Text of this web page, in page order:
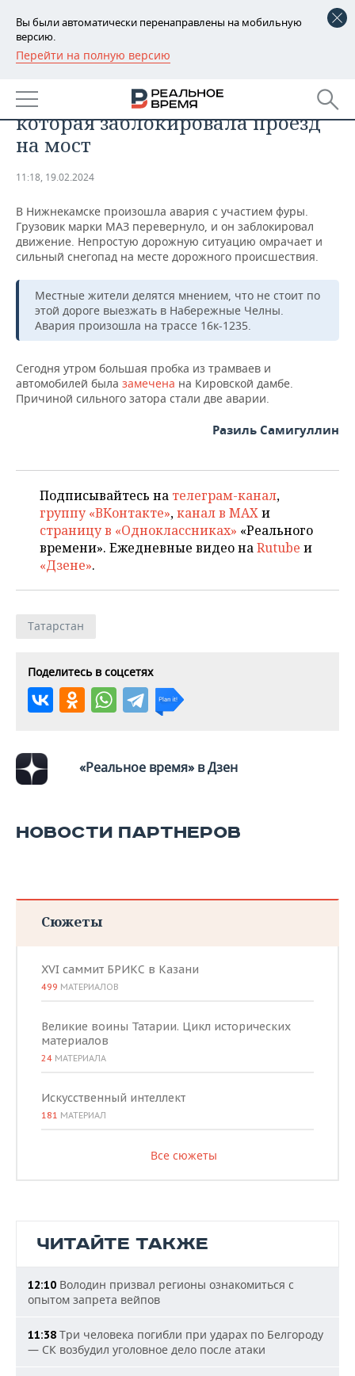
Вы были автоматически перенаправлены на мобильную
версию.
Перейти на полную версию
РЕГИОНЫ
БАШКОРТОСТАН
ТАТАРСТАН
НОВОСТИ
АНАЛИТИКА
КОРОЛИ ГОСЗАКАЗА ПФО
КОМУ ПРИНАДЛЕЖАТ
ТОРГОВЫЕ ЦЕНТРЫ
ТАТАРСТАНА
ФИНАНСЫ
БЮДЖЕТ
НОВОСТИ
ПРОМЫШЛЕННОСТИ
МАШИНОСТРОЕНИЕ
НЕФТЕХИМИЯ
НЕФТЬ
ЭНЕРГЕТИКА
НЕДВИЖИМОСТЬ
АВТО
НОВОСТИ АВТО
БИЗНЕС
РОЗНИЧНАЯ ТОРГОВЛЯ
НОВОСТИ ТЕХНОЛОГИЙ
ТЕЛЕКОММУНИКАЦИИ
МЕРОПРИЯТИЯ
БИЗНЕС-БРАНЧИ
ONLINE-КОНФЕРЕНЦИИ
ОТКРЫТАЯ ЛЕКЦИЯ
ФУТБОЛ
ХОККЕЙ
БАСКЕТБОЛ
ФИГУРНОЕ КАТАНИЕ
ВОДНЫЕ ВИДЫ СПОРТА
ХОККЕЙ С МЯЧОМ
НОВОСТИ ОБЩЕСТВА
ВЛАСТЬ
ИНФРАСТРУКТУРА
МЕДИЦИНА
ОБРАЗОВАНИЕ
ПРОИСШЕСТВИЯ
ФОТОГАЛЕРЕЯ
СЮЖЕТЫ
СПРАВОЧНИК
авария с участием фуры,
которая заблокировала проезд
на мост
11:18, 19.02.2024
В Нижнекамске произошла авария с участием фуры.
Грузовик марки МАЗ перевернуло, и он заблокировал
движение. Непростую дорожную ситуацию омрачает и
сильный снегопад на месте дорожного происшествия.
Местные жители делятся мнением, что не стоит по
этой дороге выезжать в Набережные Челны.
Авария произошла на трассе 16к-1235.
Сегодня утром большая пробка из трамваев и
автомобилей была замечена на Кировской дамбе.
Причиной сильного затора стали две аварии.
Разиль Самигуллин
Подписывайтесь на телеграм-канал,
группу «ВКонтакте»,канал в MAXи
страницу в «Одноклассниках» «Реального
времени». Ежедневные видео наRutube и
«Дзене».
Татарстан
Поделитесь в соцсетях
«Реальное время» в Дзен
НОВОСТИ ПАРТНЕРОВ
Сюжеты
XVI саммит БРИКС в Казани
499 МАТЕРИАЛОВ
Великие воины Татарии. Цикл исторических
материалов
24 МАТЕРИАЛА
Искусственный интеллект
181 МАТЕРИАЛ
Все сюжеты
ЧИТАЙТЕ ТАКЖЕ
12:10 Володин призвал регионы ознакомиться с
опытом запрета вейпов
11:38 Три человека погибли при ударах по Белгороду
— СК возбудил уголовное дело после атаки